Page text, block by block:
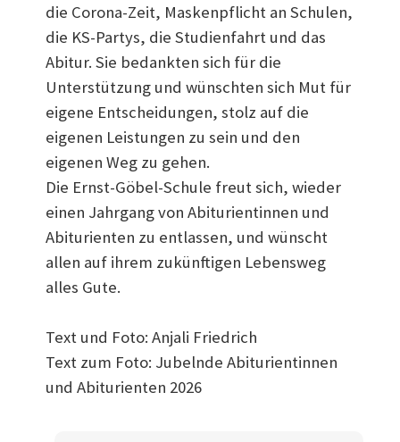
die Corona-Zeit, Maskenpflicht an Schulen,
die KS-Partys, die Studienfahrt und das
Abitur. Sie bedankten sich für die
Unterstützung und wünschten sich Mut für
eigene Entscheidungen, stolz auf die
eigenen Leistungen zu sein und den
eigenen Weg zu gehen.
Die Ernst-Göbel-Schule freut sich, wieder
einen Jahrgang von Abiturientinnen und
Abiturienten zu entlassen, und wünscht
allen auf ihrem zukünftigen Lebensweg
alles Gute.
Text und Foto: Anjali Friedrich
Text zum Foto: Jubelnde Abiturientinnen
und Abiturienten 2026